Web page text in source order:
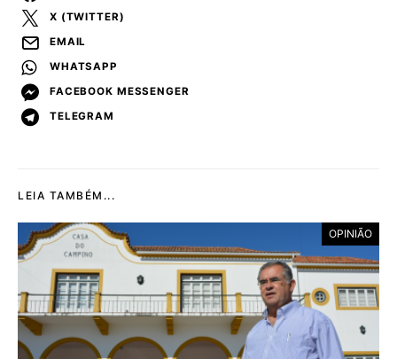
X (TWITTER)
EMAIL
WHATSAPP
FACEBOOK MESSENGER
TELEGRAM
LEIA TAMBÉM...
OPINIÃO